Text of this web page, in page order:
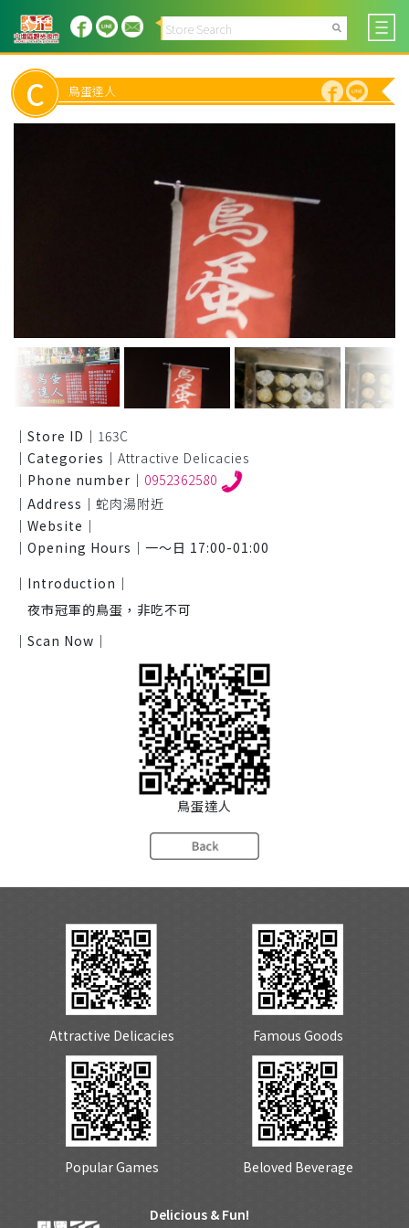
C 鳥蛋達人
｜Store ID｜ 163C
｜Categories｜ Attractive Delicacies
｜Phone number｜ 0952362580
｜Address｜ 蛇肉湯附近
｜Website｜
｜Opening Hours｜ 一～日 17:00-01:00
｜Introduction｜
夜市冠軍的鳥蛋，非吃不可
｜Scan Now｜
鳥蛋達人
Attractive Delicacies Famous Goods
Popular Games Beloved Beverage
Delicious & Fun!